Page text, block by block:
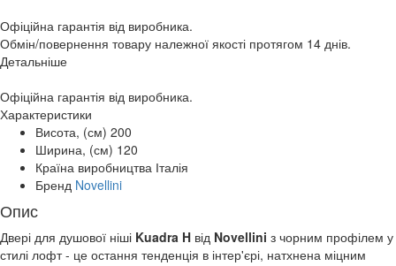
Офіційна гарантія від виробника.
Обмін/повернення товару належної якості протягом 14 днів.
Детальніше
Офіційна гарантія від виробника.
Характеристики
Висота, (см) 200
Ширина, (см) 120
Країна виробництва Італія
Бренд Novellini
Опис
Двері для душової ніші Kuadra H від Novellini з чорним профілем у
стилі лофт - це остання тенденція в інтер'єрі, натхнена міцним